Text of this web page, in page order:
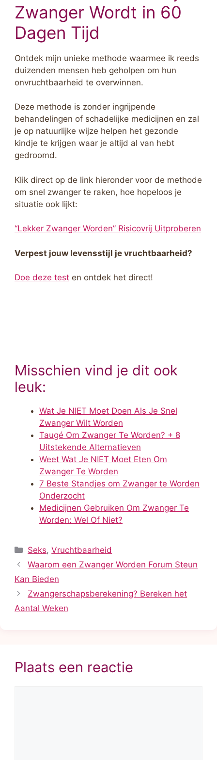
Zwanger Wordt in 60
Dagen Tijd
Ontdek mijn unieke methode waarmee ik reeds
duizenden mensen heb geholpen om hun
onvruchtbaarheid te overwinnen.
Deze methode is zonder ingrijpende
behandelingen of schadelijke medicijnen en zal
je op natuurlijke wijze helpen het gezonde
kindje te krijgen waar je altijd al van hebt
gedroomd.
Klik direct op de link hieronder voor de methode
om snel zwanger te raken, hoe hopeloos je
situatie ook lijkt:
“Lekker Zwanger Worden” Risicovrij Uitproberen
Verpest jouw levensstijl je vruchtbaarheid?
Doe deze test en ontdek het direct!
Misschien vind je dit ook
leuk:
Wat Je NIET Moet Doen Als Je Snel
Zwanger Wilt Worden
Taugé Om Zwanger Te Worden? + 8
Uitstekende Alternatieven
Weet Wat Je NIET Moet Eten Om
Zwanger Te Worden
7 Beste Standjes om Zwanger te Worden
Onderzocht
Medicijnen Gebruiken Om Zwanger Te
Worden: Wel Of Niet?
Categorieën
Seks,Vruchtbaarheid
Waarom een Zwanger Worden Forum Steun
Kan Bieden
Zwangerschapsberekening? Bereken het
Aantal Weken
Plaats een reactie